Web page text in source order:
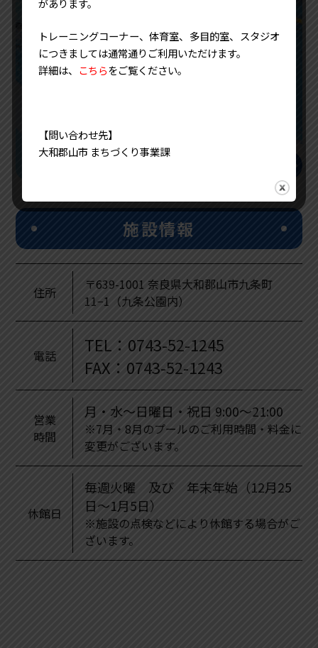
arrow_right_alt
施設情報
住所
〒639-1001 奈良県大和郡山市九条町
11−1（九条公園内）
電話
TEL：0743-52-1245
FAX：0743-52-1243
営業
時間
月・水～日曜日・祝日 9:00～21:00
※7月・8月のプールのご利用時間・料金に
変更がございます。
休館日
毎週火曜 及び 年末年始（12月25
日～1月5日）
※施設の点検などにより休館する場合がご
ざいます。
があります。
トレーニングコーナー、体育室、多目的室、スタジオ
につきましては通常通りご利用いただけます。
詳細は、 こちらをご覧ください。
【問い合わせ先】
大和郡山市 まちづくり事業課